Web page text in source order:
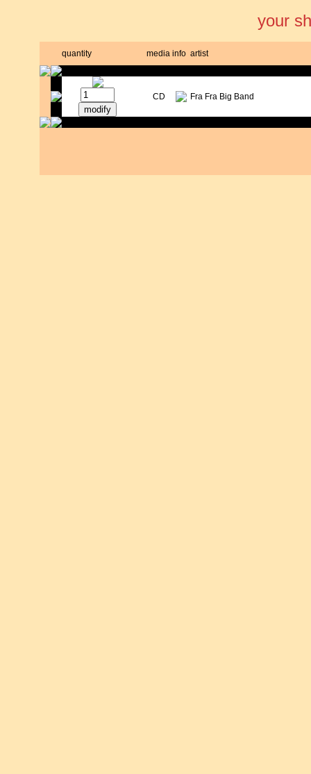
your
quantity media info artist
CD Fra Fra Big Band